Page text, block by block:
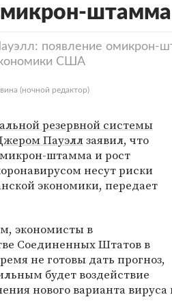
штамма
появление омикрон-
США
(ночной редактор)
резервной системы
Пауэллзаявил, что
штамма и рост
несут риски
экономики, передает
экономисты в
Соединенных Штатов в
не готовы дать прогноз,
будет воздействие
нового варианта